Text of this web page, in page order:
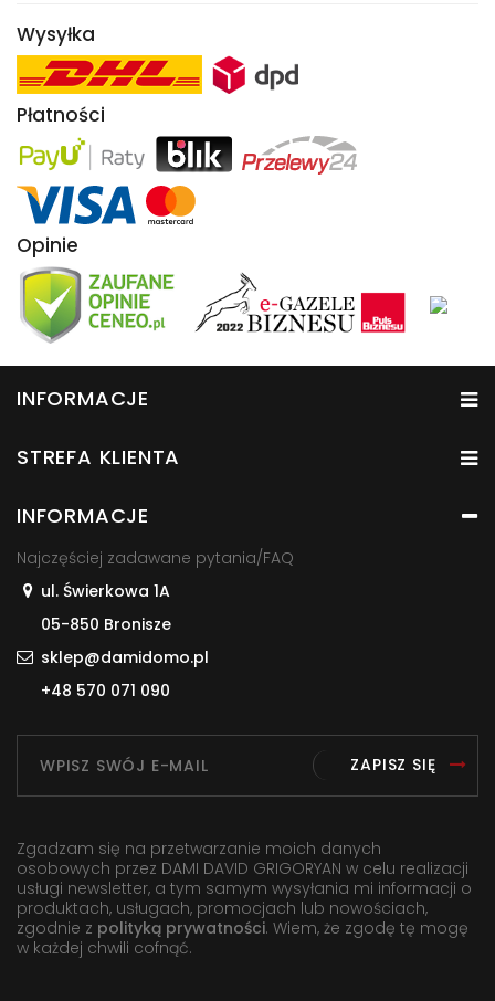
Wysyłka
Płatności
Opinie
INFORMACJE
STREFA KLIENTA
INFORMACJE
Najczęściej zadawane pytania/FAQ
ul. Świerkowa 1A
05-850 Bronisze
sklep@damidomo.pl
+48 570 071 090
ZAPISZ SIĘ
Zgadzam się na przetwarzanie moich danych
osobowych przez DAMI DAVID GRIGORYAN w celu realizacji
usługi newsletter, a tym samym wysyłania mi informacji o
produktach, usługach, promocjach lub nowościach,
zgodnie z polityką prywatności. Wiem, że zgodę tę mogę
w każdej chwili cofnąć.